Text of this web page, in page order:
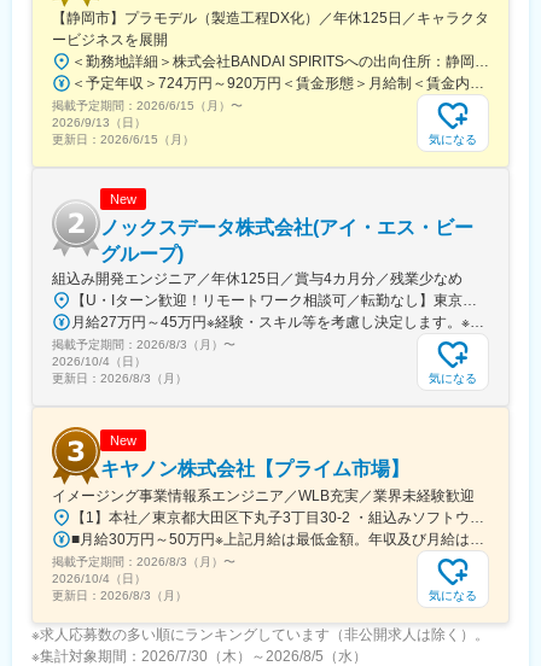
・安心して働ける環境 ：平均案件配属期間5～6
年、平均残業時間19.3h／有給取得率80.3％／産休育休取得率
100％(男性育休実績有)
・多様な研修・教育プログラム ：講師が話す670講座／一
人学習260講座／各技術部・課内の勉強会500回
・実用性×個別性の高い支援制度：年間最大100万円の自己実現支
援金／資格取得支援260資格 他
変更の範囲：会社の定める業務
【静岡市】プラモデル（製造工程DX化）／年休125日／キャラクタ
ービジネスを展開
＜勤務地詳細＞株式会社BANDAI SPIRITSへの出向住所：静岡県静岡市葵区長沼500-12 勤務地最寄駅：静岡鉄道静岡清水線／長沼駅受動喫煙対策：屋内全面禁煙変更の範囲：会社が指定する場所※リモートワークを含む
＜予定年収＞724万円～920万円＜賃金形態＞月給制＜賃金内訳＞月額（基本給）：315,000円～400,000円＜月給＞315,000円～400,000円＜昇給有無＞有＜残業手当＞有＜給与補足＞※役職と給与は、経験・能力などを考慮し最終決定■昇給：年1回■賞与：年1回賃金はあくまでも目安の金額であり、選考を通じて上下する可能性があります。月給(月額)は固定手当を含めた表記です。
掲載予定期間： 2026/6/15（月） 〜
2026/9/13（日）
更新日： 2026/6/15（月） 気になる
New
ノックスデータ株式会社(アイ・エス・ビー
グループ)
組込み開発エンジニア／年休125日／賞与4カ月分／残業少なめ
【U・Iターン歓迎！リモートワーク相談可／転勤なし】東京都、愛知県、神奈川県のいずれかのプロジェクト先客先常駐の場合、東京（府中など）または神奈川（横浜など）のプロジェクト先に勤務いただきます。★案件によっては、一部リモートワークを取り入れているチームもあります。※転居を伴う転勤はありません。本社／東京都品川区南大井6-26-2 大森ベルポートB館10F名古屋事業所／愛知県名古屋市中村区名駅4-2-25 名古屋ビルディング桜館603【アクセス】本社／京浜東北線／JR京浜東北線「大森駅」・京急本線「大森海岸駅」より徒歩5分名古屋事業所／地下鉄桜通線「国際センター駅」より徒歩2分、JR・名鉄・近鉄・地下鉄各線「名古屋駅」より徒歩6分受動喫煙対策：あり（屋内分煙）
月給27万円～45万円※経験・スキル等を考慮し決定します。※残業代は別途全額支給します。
掲載予定期間： 2026/8/3（月） 〜
2026/10/4（日）
更新日： 2026/8/3（月） 気になる
New
キヤノン株式会社【プライム市場】
イメージング事業情報系エンジニア／WLB充実／業界未経験歓迎
【1】本社／東京都大田区下丸子3丁目30-2 ・組込みソフトウエア開発・画像処理技術開発・画像処理要素技術・撮像ファームウェア設計・アプリ・クラウドサービス・AI解析・カメラ交換レンズのファームウェア開発【2】川崎事業所／神奈川県川崎市幸区柳町70-1・画像処理技術開発・アプリ・クラウドサービス・AI解析【3】宇都宮光学機器事業所／栃木県宇都宮市清原工業団地20-2 ※マイカー通勤可能（規定あり）・カメラ交換レンズのファームウェア開発★受動喫煙対策：敷地内全面禁煙
■月給30万円～50万円※上記月給は最低金額。年収及び月給は、経験・スキルを考慮の上決定※通勤手当、時間外手当は別途支給
掲載予定期間： 2026/8/3（月） 〜
2026/10/4（日）
更新日： 2026/8/3（月） 気になる
※求人応募数の多い順にランキングしています（非公開求人は除く）。
※集計対象期間：2026/7/30（木）～2026/8/5（水）